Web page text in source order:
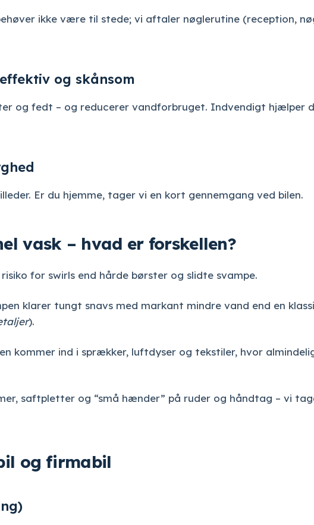
ikke være til stede; vi aftaler nøglerutine (reception,
og skånsom
og fedt – og reducerer vandforbruget. Indvendigt hjælper
Er du hjemme, tager vi en kort gennemgang ved bilen.
vask – hvad er forskellen?
risiko for swirls end hårde børster og slidte svampe.
klarer tungt snavs med markant mindre vand end en
).
kommer ind i sprækker, luftdyser og tekstiler, hvor
saftpletter og “små hænder” på ruder og håndtag – vi
og firmabil